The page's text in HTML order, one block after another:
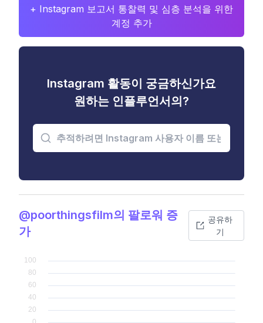
+ Instagram 보고서 통찰력 및 심층 분석을 위한
계정 추가
Instagram 활동이 궁금하신가요
원하는 인플루언서의?
@poorthingsfilm의 팔로워 증
가
공유하
기